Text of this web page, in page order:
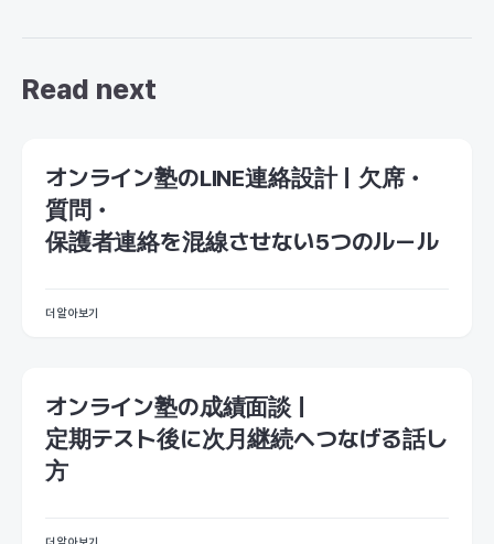
Read next
オンライン塾のLINE連絡設計｜欠席・
質問・
保護者連絡を混線させない5つのルール
더 알아보기
オンライン塾の成績面談｜
定期テスト後に次月継続へつなげる話し
方